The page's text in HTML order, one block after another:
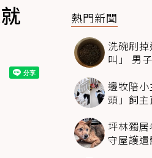
熱門新聞
洗碗刷
叫」 男
邊牧陪
頭」飼
坪林獨
守屋護